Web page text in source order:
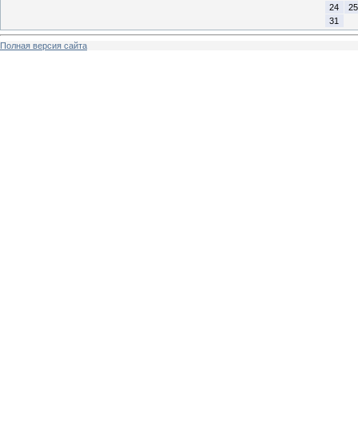
24
25
31
Полная версия сайта